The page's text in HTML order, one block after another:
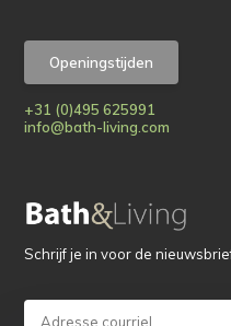
Openingstijden
+31 (0)495 625991
info@bath-living.com
Schrijf je in voor de